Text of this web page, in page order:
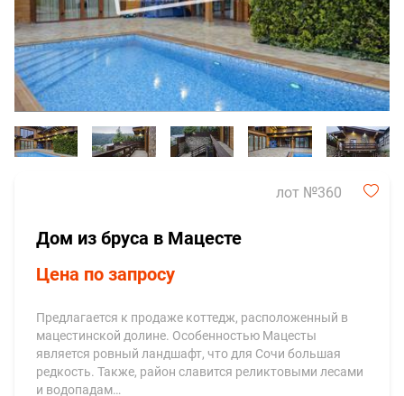
лот №360
Дом из бруса в Мацесте
Цена по запросу
Предлагается к продаже коттедж, расположенный в
мацестинской долине. Особенностью Мацесты
является ровный ландшафт, что для Сочи большая
редкость. Также, район славится реликтовыми лесами
и водопадам…